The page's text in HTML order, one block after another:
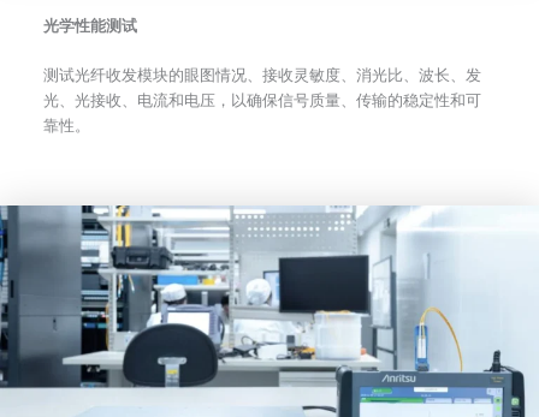
光学性能测试
测试光纤收发模块的眼图情况、接收灵敏度、消光比、波长、发
光、光接收、电流和电压，以确保信号质量、传输的稳定性和可
靠性。